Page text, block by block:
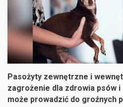
Pasożyty zewnętrzne i
zagrożenie dla zdrowia psów
może prowadzić do groźnych